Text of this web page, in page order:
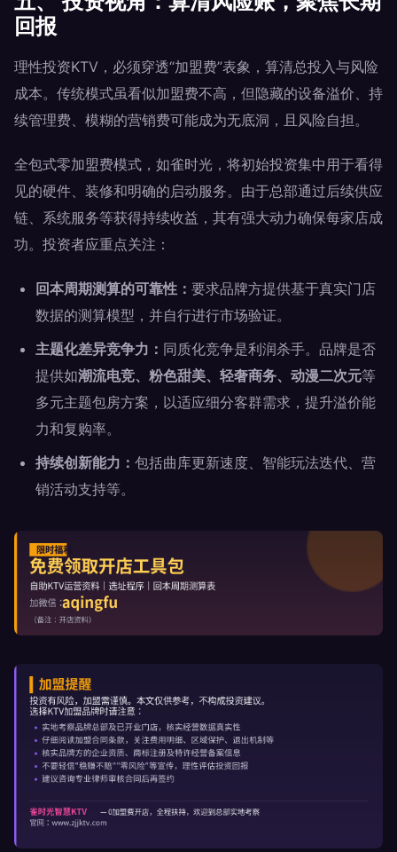
回报
理性投资KTV，必须穿透“加盟费”表象，算清总投入与风险
成本。传统模式虽看似加盟费不高，但隐藏的设备溢价、持
续管理费、模糊的营销费可能成为无底洞，且风险自担。
全包式零加盟费模式，如雀时光，将初始投资集中用于看得
见的硬件、装修和明确的启动服务。由于总部通过后续供应
链、系统服务等获得持续收益，其有强大动力确保每家店成
功。投资者应重点关注：
回本周期测算的可靠性： 要求品牌方提供基于真实门店
数据的测算模型，并自行进行市场验证。
主题化差异竞争力： 同质化竞争是利润杀手。品牌是否
提供如潮流电竞、粉色甜美、轻奢商务、动漫二次元等
多元主题包房方案，以适应细分客群需求，提升溢价能
力和复购率。
持续创新能力： 包括曲库更新速度、智能玩法迭代、营
销活动支持等。